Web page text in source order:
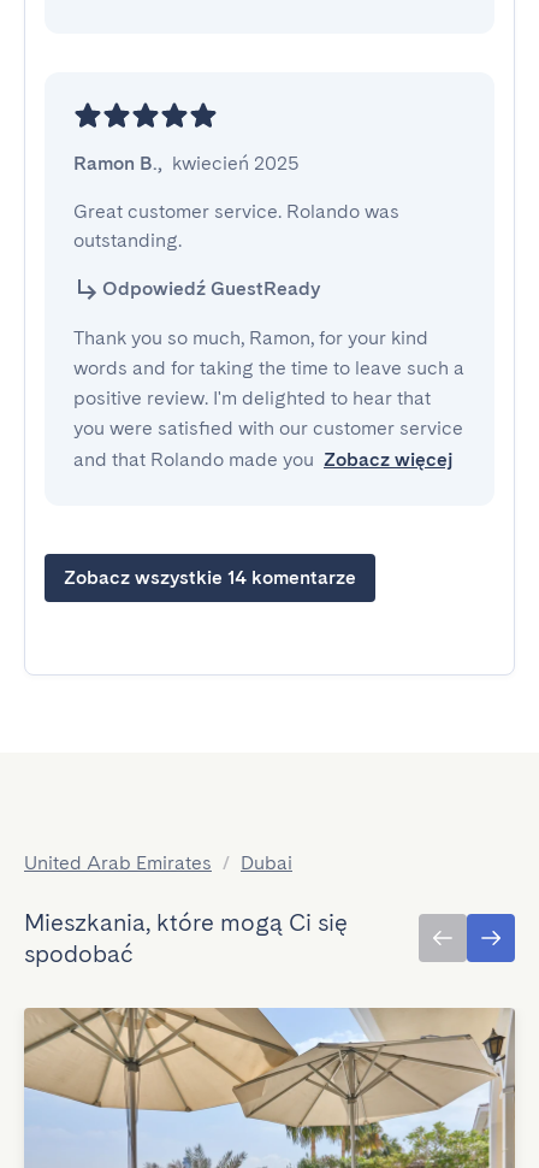
Ramon B., kwiecień 2025
Great customer service. Rolando was
outstanding.
Odpowiedź GuestReady
Thank you so much, Ramon, for your kind
words and for taking the time to leave such a
positive review. I'm delighted to hear that
you were satisfied with our customer service
and that Rolando made you Zobacz więcej
Zobacz wszystkie 14 komentarze
United Arab Emirates / Dubai
Mieszkania, które mogą Ci się
spodobać